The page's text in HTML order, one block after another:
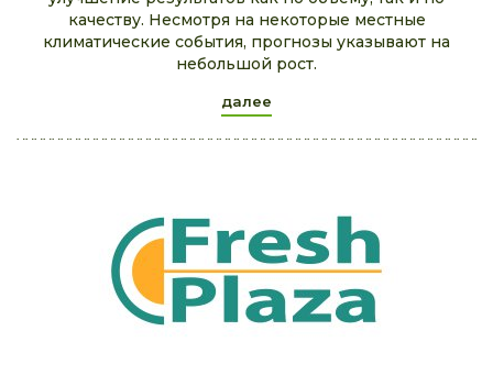
качеству. Несмотря на некоторые местные
климатические события, прогнозы указывают на
небольшой рост.
далее